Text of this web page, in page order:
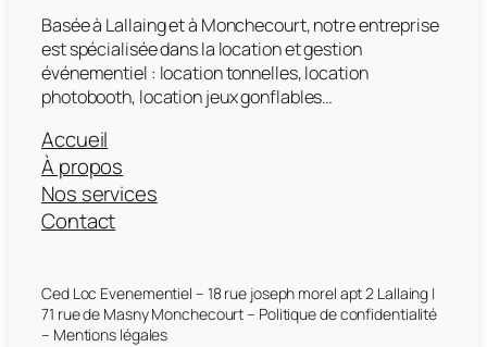
Basée à Lallaing et à Monchecourt, notre entreprise
est spécialisée dans la location et gestion
événementiel : location tonnelles, location
photobooth, location jeux gonflables…
Accueil
À propos
Nos services
Contact
Ced Loc Evenementiel – 18 rue joseph morel apt 2 Lallaing |
71 rue de Masny Monchecourt – Politique de confidentialité
– Mentions légales